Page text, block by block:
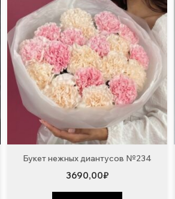
Букет нежных диантусов №234
3690,00₽